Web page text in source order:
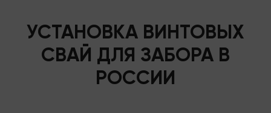
УСТАНОВКА ВИНТОВЫХ
СВАЙ ДЛЯ ЗАБОРА В
РОССИИ